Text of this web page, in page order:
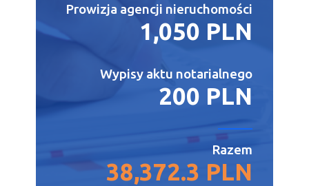
Prowizja agencji nieruchomości
1,050 PLN
Wypisy aktu notarialnego
200 PLN
Razem
38,372.3 PLN